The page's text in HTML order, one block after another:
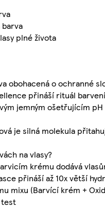
plné života
obohacená o ochranné
přináší rituál
jemným ošetřujícím
je silná molekula
na vlasy?
krému dodává
přináší až 10x větší
mixu (Barvící krém +